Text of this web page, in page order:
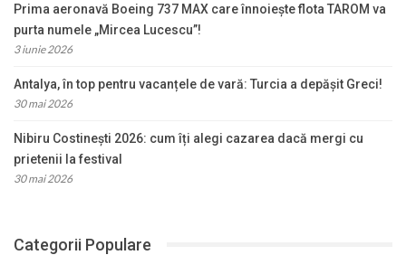
Prima aeronavă Boeing 737 MAX care înnoiește flota TAROM va
purta numele „Mircea Lucescu”!
3 iunie 2026
Antalya, în top pentru vacanțele de vară: Turcia a depășit Greci!
30 mai 2026
Nibiru Costinești 2026: cum îți alegi cazarea dacă mergi cu
prietenii la festival
30 mai 2026
Categorii Populare